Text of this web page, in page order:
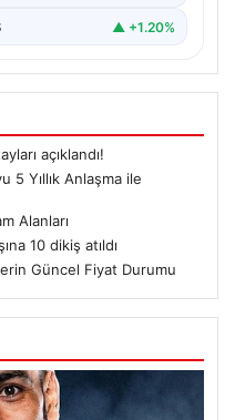
▲ +1.20%
açıklandı!
5 Yıllık Anlaşma ile
Alanları
10 dikiş atıldı
Güncel Fiyat Durumu